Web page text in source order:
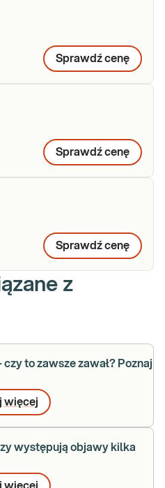
Sprawdź cenę
Sprawdź cenę
Sprawdź cenę
z
to zawsze zawał? Poznaj
więcej
występują objawy kilka